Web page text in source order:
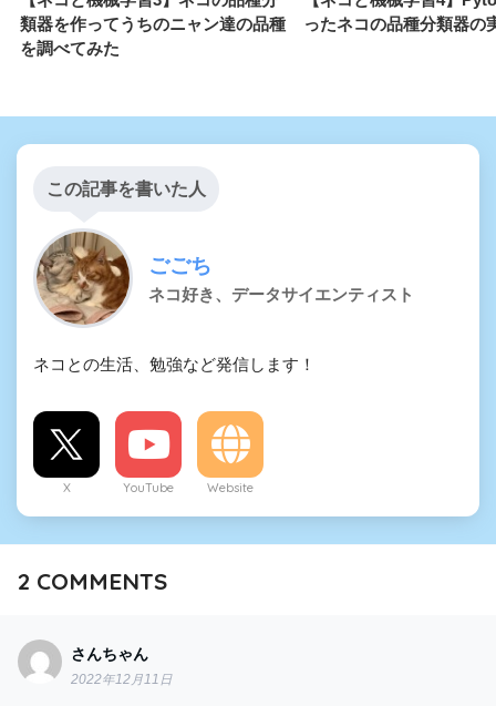
類器を作ってうちのニャン達の品種
を調べてみた
ったネコの品種分類器の
この記事を書いた人
ごごち
ネコ好き、データサイエンティスト
ネコとの生活、勉強など発信します！
X YouTube Website
2 COMMENTS
さんちゃん
2022年12月11日